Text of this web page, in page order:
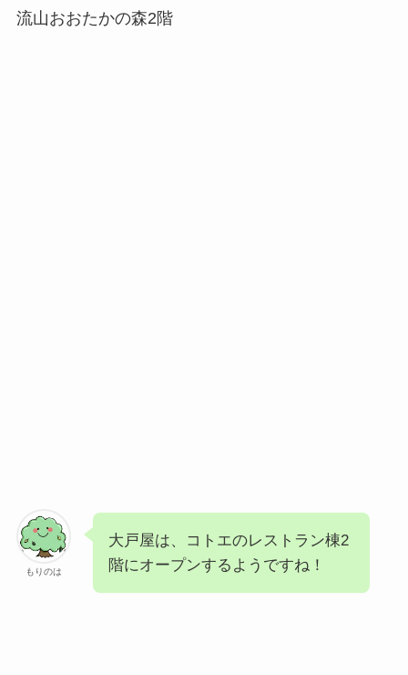
流山おおたかの森2階
もりのは
大戸屋は、コトエのレストラン棟2
階にオープンするようですね！